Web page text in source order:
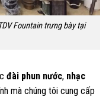
Fountain trưng bày tại
đài phun nước, nhạc
mà chúng tôi cung cấp